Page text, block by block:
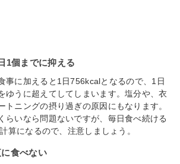
1個までに抑える
事に加えると1日756kcalとなるので、1日
ゆうに超えてしてしまいます。塩分や、衣
トニングの摂り過ぎの原因にもなります。
らいなら問題ないですが、毎日食べ続ける
算になるので、注意しましょう。
食べない